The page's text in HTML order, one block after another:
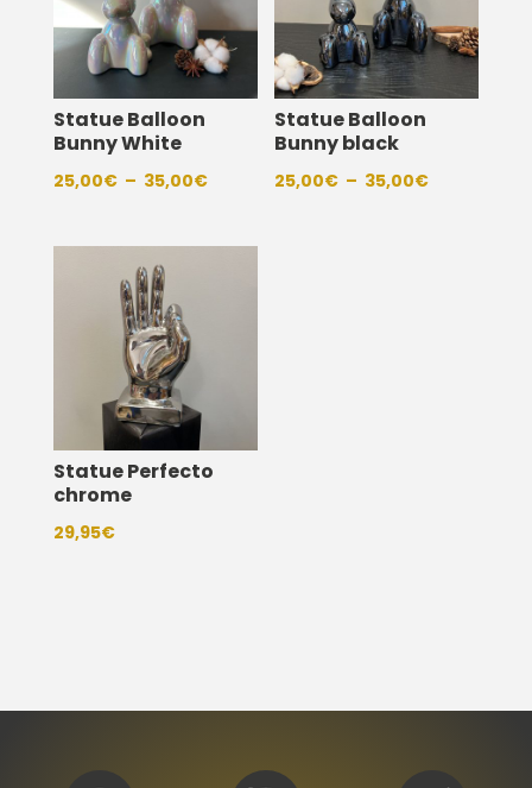
Statue Balloon
Bunny White
25,00€ – 35,00€Plage
prix :
Statue Balloon
Bunny black
25,00€ – 35,00€Plage
Statue Perfecto
chrome
29,95€